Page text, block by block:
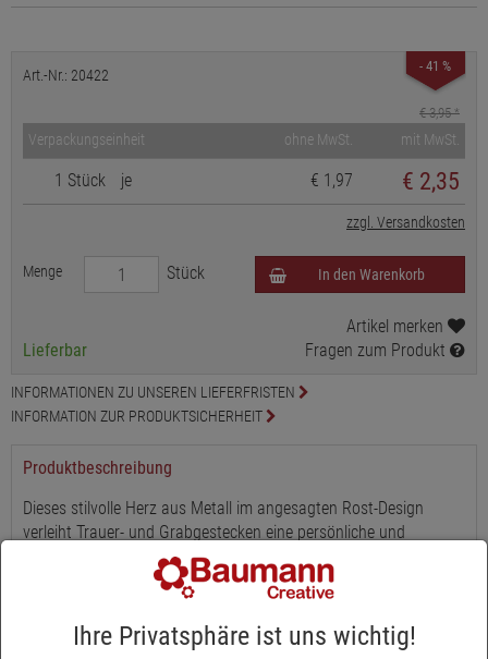
- 41 %
Art.-Nr.: 20422
€ 3,95*
Verpackungseinheit ohne MwSt. mit MwSt.
1 Stück je € 1,97 € 2,35
zzgl. Versandkosten
Menge Stück In den Warenkorb
Lieferbar
Artikel merken
Fragen zum Produkt
INFORMATIONEN ZU UNSEREN LIEFERFRISTEN
INFORMATION ZUR PRODUKTSICHERHEIT
Produktbeschreibung
Dieses stilvolle Herz aus Metall im angesagten Rost-Design
verleiht Trauer- und Grabgestecken eine persönliche und
gefühlvolle Note. Der Schriftzug "In Liebe" drückt auf würdevolle
Weise Ihre Verbundenheit und Erinnerung an einen geliebten
Menschen aus. Dank des rückseitig angebrachten Drahts lässt
sich das Herz leicht in Kränzen, Gestecken oder direkt in der
Erde befestigen. Mit einem Durchmesser von 16 cm eignet es
Ihre Privatsphäre ist uns wichtig!